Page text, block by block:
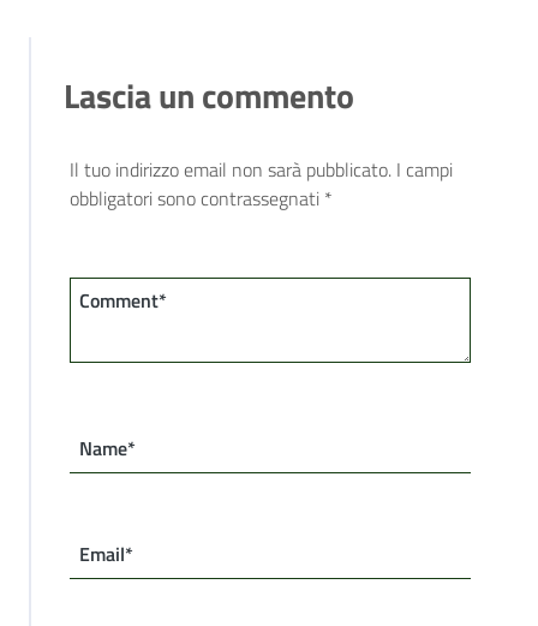
Lascia un commento
Il tuo indirizzo email non sarà pubblicato. I campi
obbligatori sono contrassegnati *
Comment*
Name*
Email*